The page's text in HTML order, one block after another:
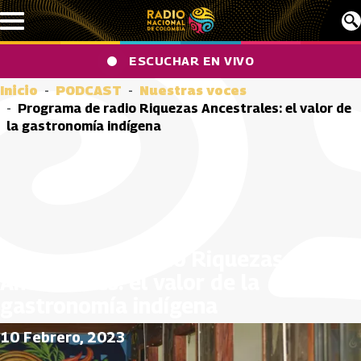
Pasar al contenido principal
ESCUCHAR EN VIVO
Inicio PODCAST
Nuestras voces
Programa de radio Riquezas Ancestrales: el valor de
la gastronomía indígena
10 Febrero, 2023